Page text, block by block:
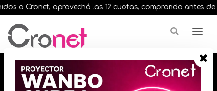
a Cronet, aprovechá las 12 cuotas, comprando antes de
🔥🔥🔥 12 cuotas, en todos nuestros artículos,
comprando antes de las 13 hrs. envíos en el
día 🔥🔥🔥